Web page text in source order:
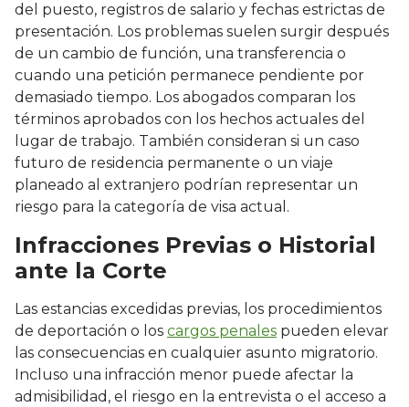
del puesto, registros de salario y fechas estrictas de
presentación. Los problemas suelen surgir después
de un cambio de función, una transferencia o
cuando una petición permanece pendiente por
demasiado tiempo. Los abogados comparan los
términos aprobados con los hechos actuales del
lugar de trabajo. También consideran si un caso
futuro de residencia permanente o un viaje
planeado al extranjero podrían representar un
riesgo para la categoría de visa actual.
Infracciones Previas o Historial
ante la Corte
Las estancias excedidas previas, los procedimientos
de deportación o los cargos penales pueden elevar
las consecuencias en cualquier asunto migratorio.
Incluso una infracción menor puede afectar la
admisibilidad, el riesgo en la entrevista o el acceso a